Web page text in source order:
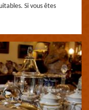
Si vous êtes